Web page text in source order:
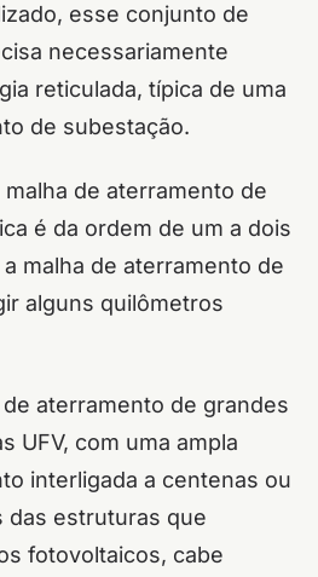
esse conjunto de
necessariamente
reticulada, típica de uma
de subestação.
de aterramento de
é da ordem de um a dois
malha de aterramento de
alguns quilômetros
aterramento de grandes
UFV, com uma ampla
interligada a centenas ou
das estruturas que
fotovoltaicos, cabe